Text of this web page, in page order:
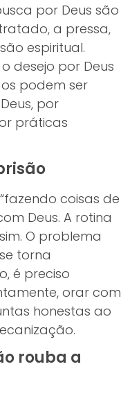
por Deus são
a pressa,
espiritual.
desejo por Deus
podem ser
por
práticas
coisas de
Deus. A rotina
O problema
torna
é preciso
orar com
honestas ao
rouba a